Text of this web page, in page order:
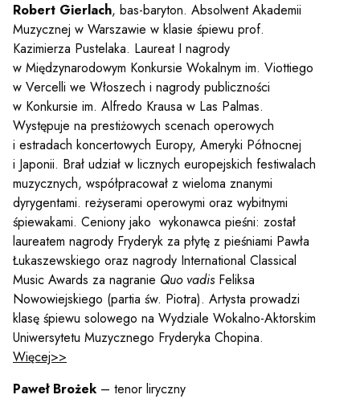
Robert Gierlach, bas-baryton. Absolwent Akademii
Muzycznej w Warszawie w klasie śpiewu prof.
Kazimierza Pustelaka. Laureat I nagrody
w Międzynarodowym Konkursie Wokalnym im. Viottiego
w Vercelli we Włoszech i nagrody publiczności
w Konkursie im. Alfredo Krausa w Las Palmas.
Występuje na prestiżowych scenach operowych
i estradach koncertowych Europy, Ameryki Północnej
i Japonii. Brał udział w licznych europejskich festiwalach
muzycznych, współpracował z wieloma znanymi
dyrygentami. reżyserami operowymi oraz wybitnymi
śpiewakami. Ceniony jako wykonawca pieśni: został
laureatem nagrody Fryderyk za płytę z pieśniami Pawła
Łukaszewskiego oraz nagrody International Classical
Music Awards za nagranie Quo vadisFeliksa
Nowowiejskiego (partia św. Piotra). Artysta prowadzi
klasę śpiewu solowego na Wydziale Wokalno-Aktorskim
Uniwersytetu Muzycznego Fryderyka Chopina.
Więcej>>
Paweł Brożek – tenor liryczny